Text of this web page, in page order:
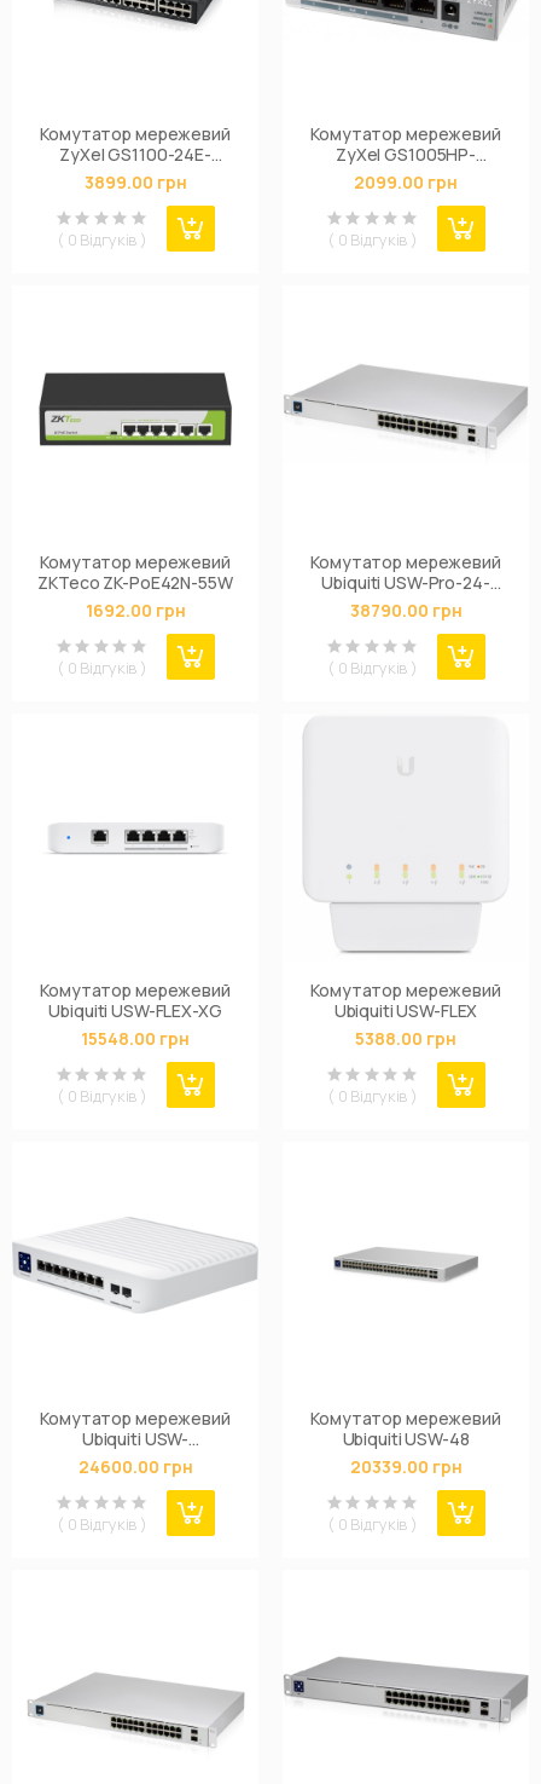
Комутатор мережевий
ZyXel GS1100-24E-
EU0103F
3899.00 грн
( 0 Відгуків )
Комутатор мережевий
ZyXel GS1005HP-
EU0101F
2099.00 грн
( 0 Відгуків )
Комутатор мережевий
ZKTeco ZK-PoE42N-55W
1692.00 грн
( 0 Відгуків )
Комутатор мережевий
Ubiquiti USW-Pro-24-
POE
38790.00 грн
( 0 Відгуків )
Комутатор мережевий
Ubiquiti USW-FLEX-XG
15548.00 грн
( 0 Відгуків )
Комутатор мережевий
Ubiquiti USW-FLEX
5388.00 грн
( 0 Відгуків )
Комутатор мережевий
Ubiquiti USW-
ENTERPRISE-8-POE
24600.00 грн
( 0 Відгуків )
Комутатор мережевий
Ubiquiti USW-48
20339.00 грн
( 0 Відгуків )